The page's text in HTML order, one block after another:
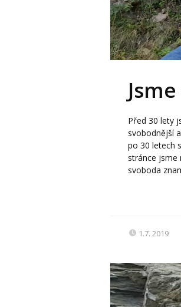
Před 30 lety
svobodnější
po 30 letech
stránce jsme
svoboda
1.7. 2019